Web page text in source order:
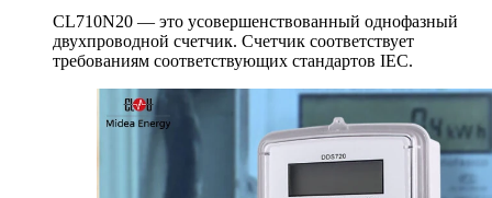
CL710N20 — это усовершенствованный однофазный
двухпроводной счетчик. Счетчик соответствует
требованиям соответствующих стандартов IEC.